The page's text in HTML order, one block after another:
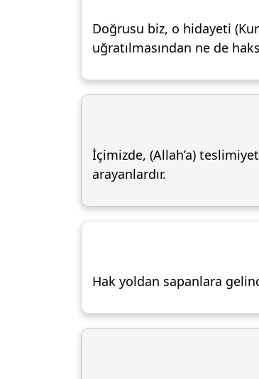
Doğrusu biz, o hidayeti
uğratılmasından ne de
İçimizde, (Allah’a)
arayanlardır.
Hak yoldan sapanlara